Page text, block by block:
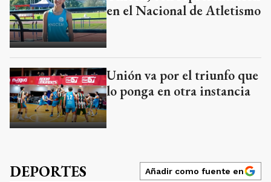
en el Nacional de Atletismo
Unión va por el triunfo que
lo ponga en otra instancia
DEPORTES Añadir como fuente en